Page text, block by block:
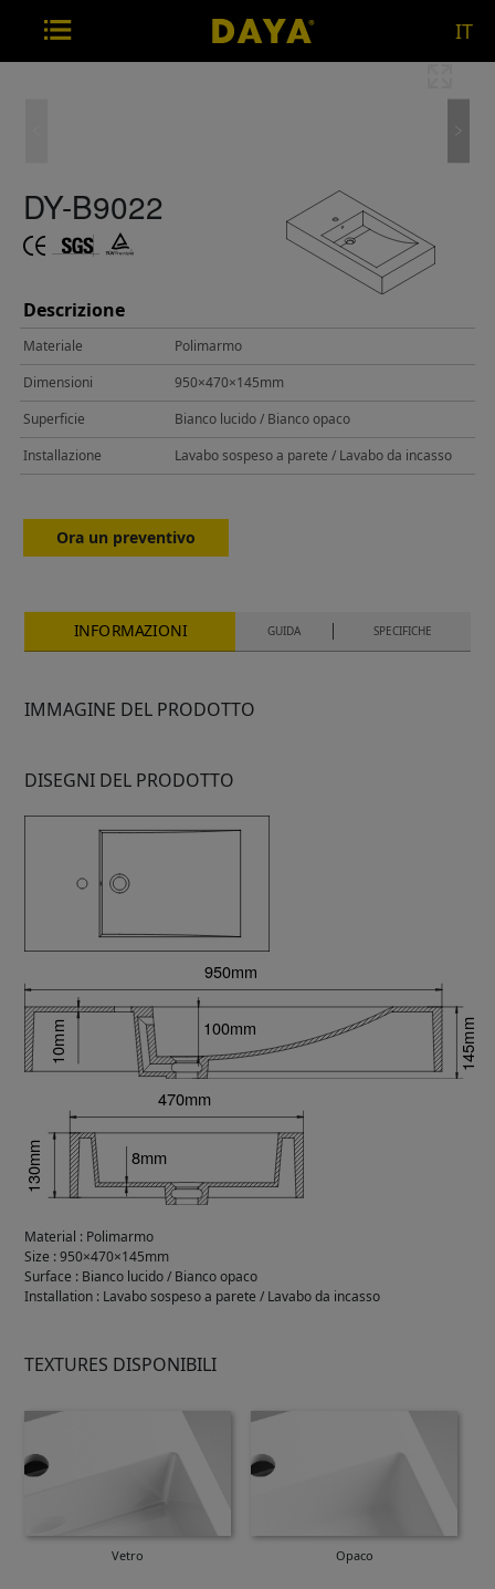
IT
DY-B9022
Descrizione
Materiale
Polimarmo
Dimensioni
950×470×145mm
Superficie
Bianco lucido / Bianco opaco
Installazione
Lavabo sospeso a parete / Lavabo da incasso
Ora un preventivo
INFORMAZIONI GUIDA SPECIFICHE
IMMAGINE DEL PRODOTTO
DISEGNI DEL PRODOTTO
Material : Polimarmo
Size :950×470×145mm
Surface : Bianco lucido / Bianco opaco
Installation : Lavabo sospeso a parete / Lavabo da incasso
TEXTURES DISPONIBILI
Vetro Opaco